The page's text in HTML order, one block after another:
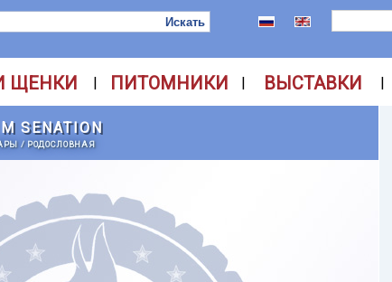
ЩЕНКИ | ПИТОМНИКИ | ВЫСТАВКИ |
SENATION
/ РОДОСЛОВНАЯ